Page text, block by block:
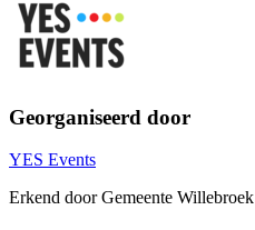
Georganiseerd door
YES Events
Erkend door Gemeente Willebroek